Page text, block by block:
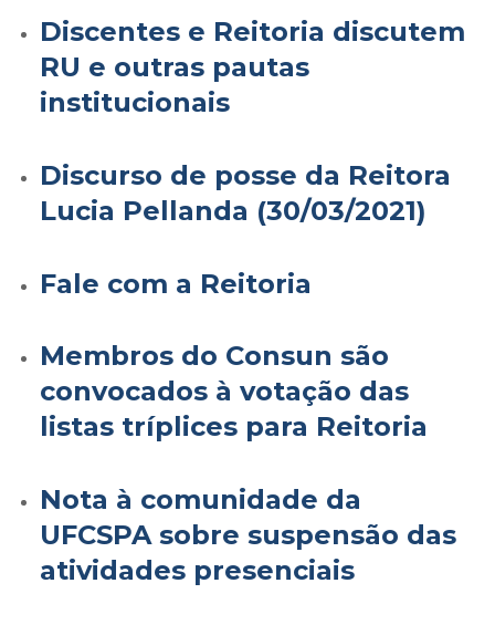
Discentes e Reitoria discutem
RU e outras pautas
institucionais
Discurso de posse da Reitora
Lucia Pellanda (30/03/2021)
Fale com a Reitoria
Membros do Consun são
convocados à votação das
listas tríplices para Reitoria
Nota à comunidade da
UFCSPA sobre suspensão das
atividades presenciais